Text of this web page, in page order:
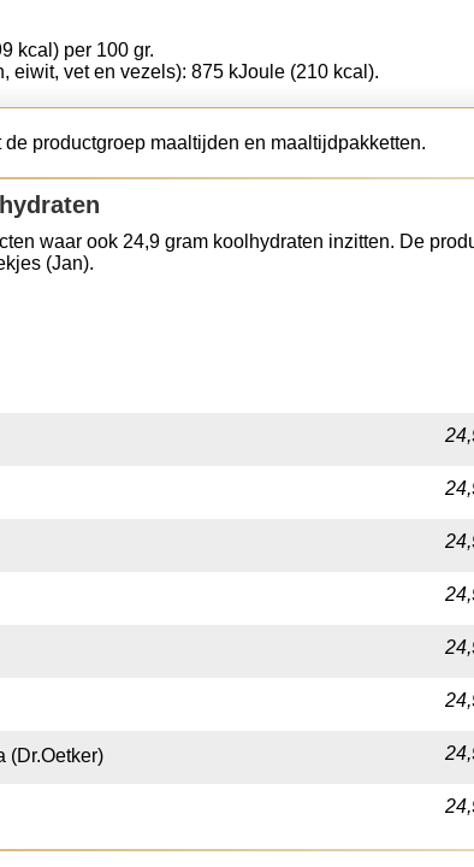
kcal) per 100 gr.
eiwit, vet en vezels): 875 kJoule (210 kcal).
productgroep maaltijden en maaltijdpakketten.
waar ook 24,9 gram koolhydraten inzitten. De
(Jan).
(Dr.Oetker)